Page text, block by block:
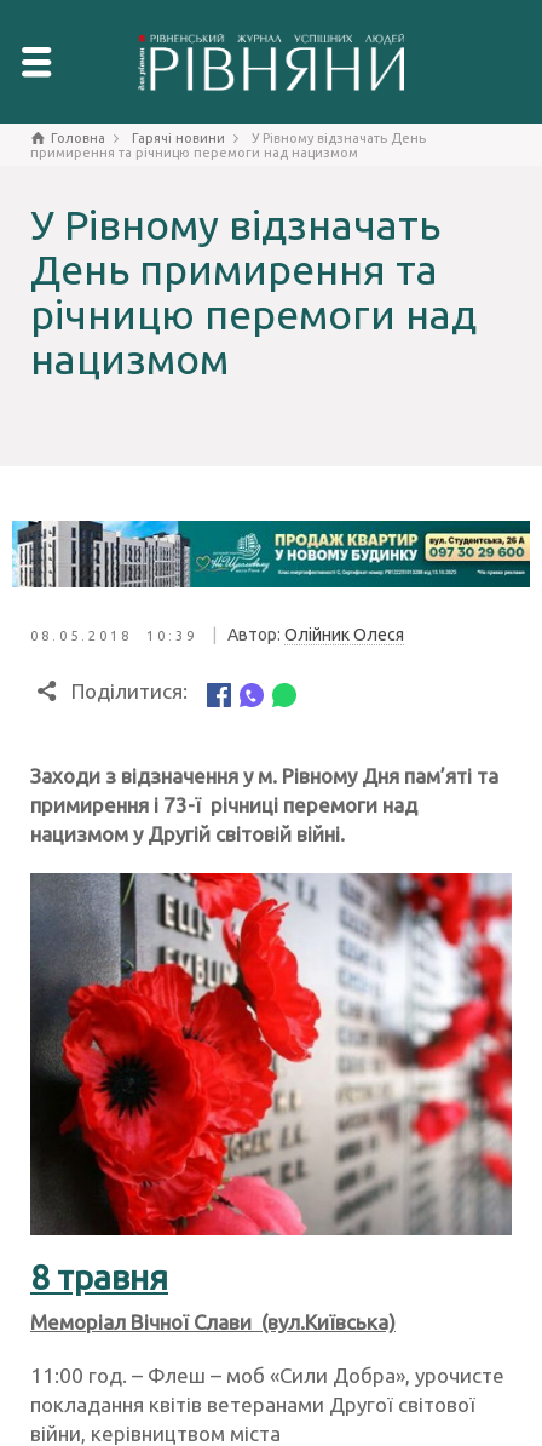
Головна Гарячі новини
У Рівному відзначать День
примирення та річницю перемоги над нацизмом
У Рівному відзначать
День примирення та
річницю перемоги над
нацизмом
08.05.2018 10:39 Автор: Олійник Олеся
Поділитися:
Заходи з відзначення у м. Рівному Дня пам’яті та
примирення і 73-ї річниці перемоги над
нацизмом у Другій світовій війні.
8 травня
Меморіал Вічної Слави (вул.Київська)
11:00 год. – Флеш – моб «Сили Добра», урочисте
покладання квітів ветеранами Другої світової
війни, керівництвом міста